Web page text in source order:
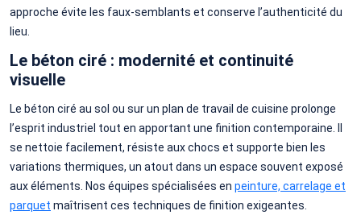
approche évite les faux-semblants et conserve l’authenticité du
lieu.
Le béton ciré : modernité et continuité
visuelle
Le béton ciré au sol ou sur un plan de travail de cuisine prolonge
l’esprit industriel tout en apportant une finition contemporaine. Il
se nettoie facilement, résiste aux chocs et supporte bien les
variations thermiques, un atout dans un espace souvent exposé
aux éléments. Nos équipes spécialisées en peinture, carrelage et
parquet maîtrisent ces techniques de finition exigeantes.